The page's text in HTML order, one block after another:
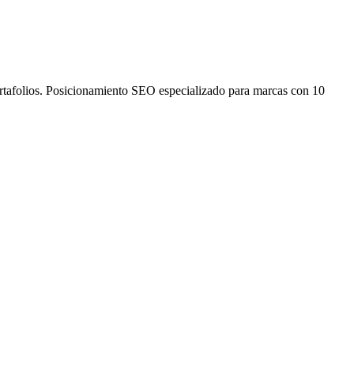
Posicionamiento SEO especializado para marcas con 10